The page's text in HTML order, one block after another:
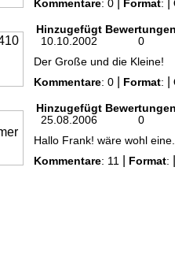
Kommentare: 0 Format:
Hinzugefügt
10.10.2002
0
Der Große und die Kleine!
Kommentare: 0 | Format: |
Hinzugefügt
25.08.2006
0
Hallo Frank! wäre wohl
Kommentare: 11 | Format: